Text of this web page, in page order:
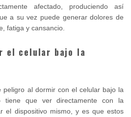
afectado, produciendo así
a su vez puede generar dolores de
fatiga y cansancio.
el celular bajo la
al dormir con el celular bajo la
tiene que ver directamente con la
el dispositivo mismo, y es que estos